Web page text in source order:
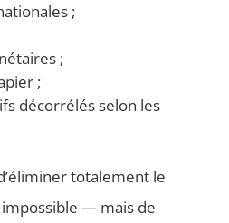
;
;
;
décorrélés selon les
totalement le
— mais de